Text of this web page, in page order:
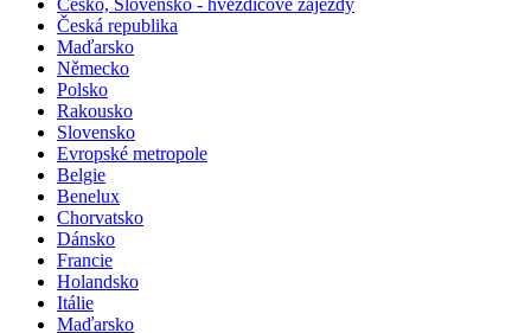
Česko, Slovensko - hvězdicové zájezdy
Česká republika
Maďarsko
Německo
Polsko
Rakousko
Slovensko
Evropské metropole
Belgie
Benelux
Chorvatsko
Dánsko
Francie
Holandsko
Itálie
Maďarsko